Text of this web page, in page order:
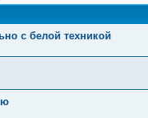
с белой техникой